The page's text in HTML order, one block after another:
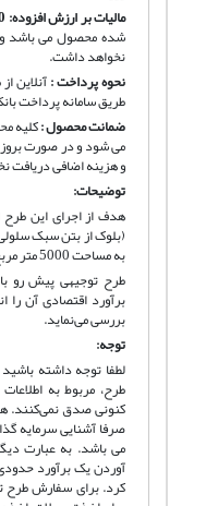
مالیات بر ارزش افزوده:
شده محصول می باشد و
نخواهد داشت.
نحوه پرداخت :آنلاین
طریق سامانه پرداخت
ضمانت محصول :کلیه
می شود و در صورت بروز
و هزینه اضافی دریافت
توضیحات:
هدف از اجرای این طرح
به مساحت 5000 متر مربع و اشتغالزایی 17 نفر می باشد.
طرح توجیهی پیش رو با
برآورد اقتصادی آن را
بررسی می‌نماید.
توجه:
لطفا توجه داشته
طرح، مربوط به
کنونی صدق نمی‌کنند.
صرفا آشنایی سرمایه
می باشد. به عبارت
آوردن یک برآورد
کرد. برای سفارش طرح